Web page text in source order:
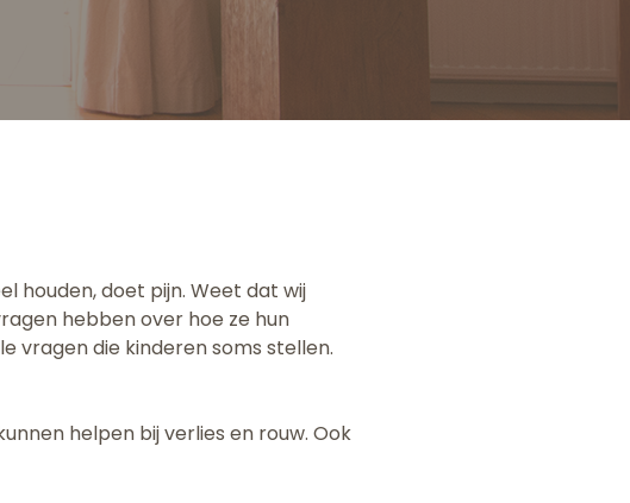
houden, doet pijn. Weet dat wij
hebben over hoe ze hun
vragen die kinderen soms stellen.
helpen bij verlies en rouw. Ook